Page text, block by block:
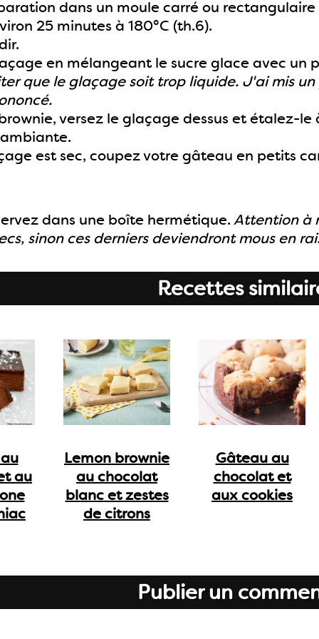
dans un moule carré ou
25 minutes à 180°C (th.6).
en mélangeant le sucre glace avec un
que le glaçage soit trop liquide. J'ai mis
versez le glaçage dessus et étalez-
est sec, coupez votre gâteau en petits
dans une boîte hermétique.Attention à
sinon ces derniers deviendront mous en
Recettes
au
Lemon brownie
au chocolat
blanc et zestes
de citrons
Gâteau au
chocolat et
aux cookies
Publier un